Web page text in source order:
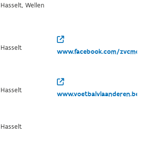
Hasselt, Wellen
Hasselt www.facebook.com/
Hasselt www.voetbalvlaanderen.be/
Hasselt